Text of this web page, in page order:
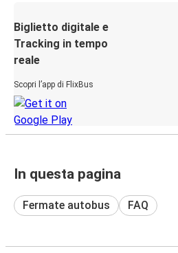
Biglietto digitale e
Tracking in tempo
reale
Scopri l’app di FlixBus
In questa pagina
Fermate autobus FAQ